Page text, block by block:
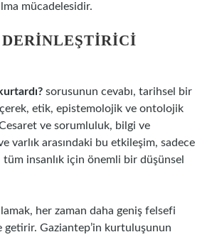
mücadelesidir.
DERINLEŞTIRICI
sorusunun cevabı, tarihsel bir
etik, epistemolojik ve ontolojik
ve sorumluluk, bilgi ve
varlık arasındaki bu etkileşim, sadece
tüm insanlık için önemli bir düşünsel
her zaman daha geniş felsefi
getirir. Gaziantep’in kurtuluşunun